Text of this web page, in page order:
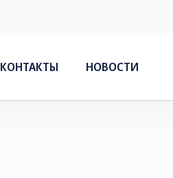
КОНТАКТЫ НОВОСТИ